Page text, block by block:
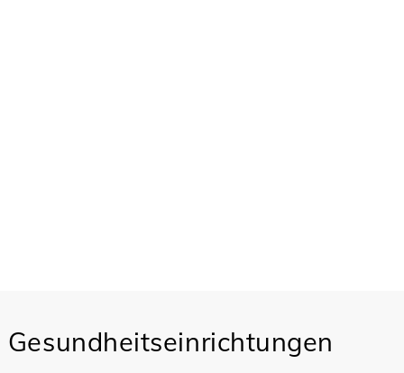
Gesundheitseinrichtungen